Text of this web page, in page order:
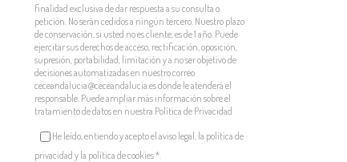
finalidad exclusiva de dar respuesta a su consulta o
petición. No serán cedidos a ningún tercero. Nuestro plazo
de conservación, si usted no es cliente, es de 1 año. Puede
ejercitar sus derechos de acceso, rectificación, oposición,
supresión, portabilidad, limitación y a no ser objetivo de
decisiones automatizadas en nuestro correo
ceceandalucia@ceceandalucia.esdonde le atenderá el
responsable. Puede ampliar más información sobre el
tratamiento de datos en nuestra Política de Privacidad
He leído, entiendo y acepto el aviso legal, la política de
privacidad y la política de cookies*.